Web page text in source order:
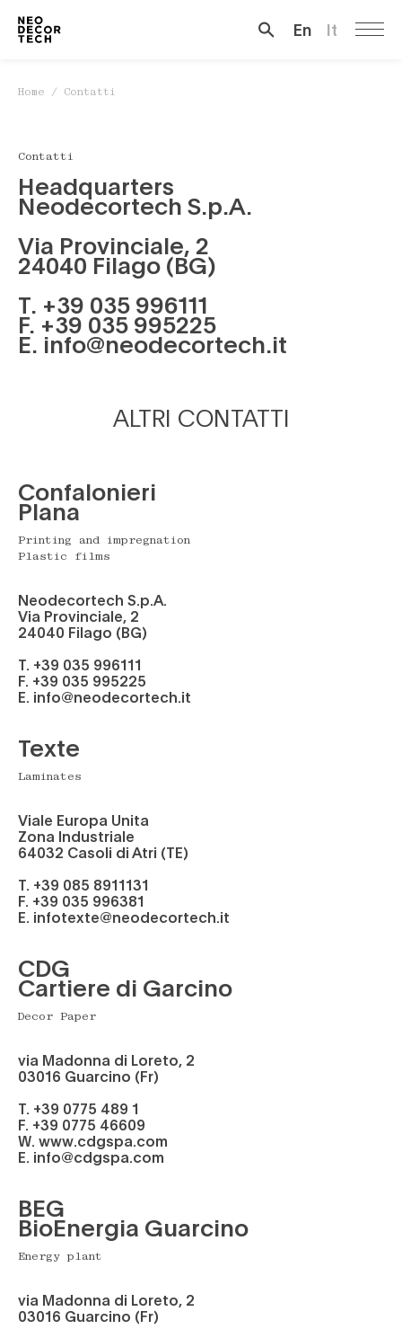
En It
Home / Contatti
Contatti
Headquarters
Neodecortech S.p.A.
Via Provinciale, 2
24040 Filago (BG)
T. +39 035 996111
F. +39 035 995225
E. info@neodecortech.it
ALTRI CONTATTI
Confalonieri
Plana
Printing and impregnation
Plastic films
Neodecortech S.p.A.
Via Provinciale, 2
24040 Filago (BG)
T. +39 035 996111
F. +39 035 995225
E. info@neodecortech.it
Texte
Laminates
Viale Europa Unita
Zona Industriale
64032 Casoli di Atri (TE)
T. +39 085 8911131
F. +39 035 996381
E. infotexte@neodecortech.it
CDG
Cartiere di Garcino
Decor Paper
via Madonna di Loreto, 2
03016 Guarcino (Fr)
T. +39 0775 489 1
F. +39 0775 46609
W. www.cdgspa.com
E. info@cdgspa.com
BEG
BioEnergia Guarcino
Energy plant
via Madonna di Loreto, 2
03016 Guarcino (Fr)